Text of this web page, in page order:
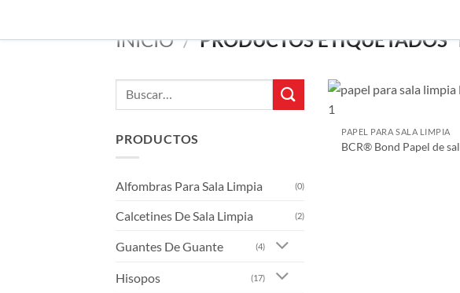
INICIO / PRODUCTOS ETIQUETADOS
Buscar
PRODUCTOS
Alfombras Para Sala Limpia (0)
Calcetines De Sala Limpia (2)
Guantes De Guante (4)
Hisopos (17)
PAPEL PARA SALA LIMPIA
BCR® Bond Papel de